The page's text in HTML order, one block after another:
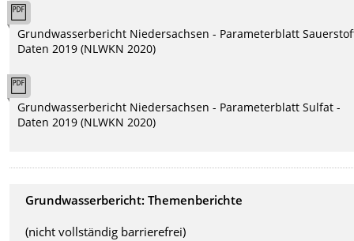
Grundwasserbericht Niedersachsen - Parameterblatt
Daten 2019 (NLWKN 2020)
Grundwasserbericht Niedersachsen - Parameterblatt Sulfat -
Daten 2019 (NLWKN 2020)
Grundwasserbericht: Themenberichte
(nicht vollständig barrierefrei)